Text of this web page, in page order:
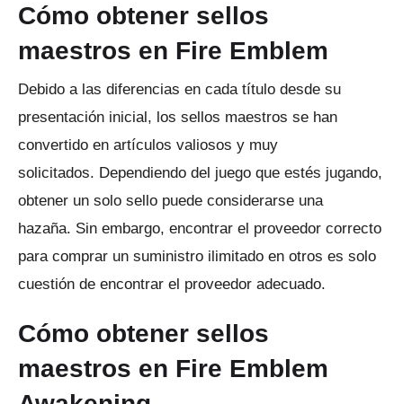
Cómo obtener sellos
maestros en Fire Emblem
Debido a las diferencias en cada título desde su
presentación inicial, los sellos maestros se han
convertido en artículos valiosos y muy
solicitados. Dependiendo del juego que estés jugando,
obtener un solo sello puede considerarse una
hazaña. Sin embargo, encontrar el proveedor correcto
para comprar un suministro ilimitado en otros es solo
cuestión de encontrar el proveedor adecuado.
Cómo obtener sellos
maestros en Fire Emblem